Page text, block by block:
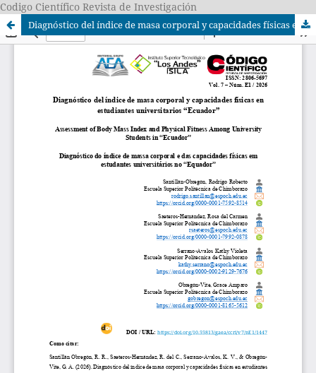
Codigo Científico Revista de Investigación
Diagnóstico del índice de masa corporal y capacidades físicas en estudiantes universitarios “Ecuador”